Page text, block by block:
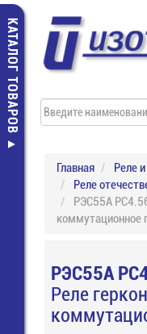
КАТАЛОГ ТОВАРОВ
Главная
Реле
Реле
РЭС55А
коммутационное
РЭС55А
Реле